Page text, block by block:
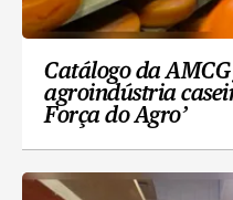
Catálogo da
agroindústria
Força do Agro’